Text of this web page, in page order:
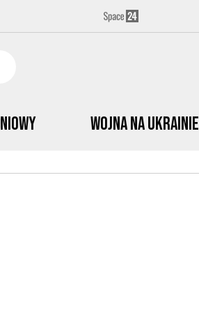
Wojna na Ukrainie